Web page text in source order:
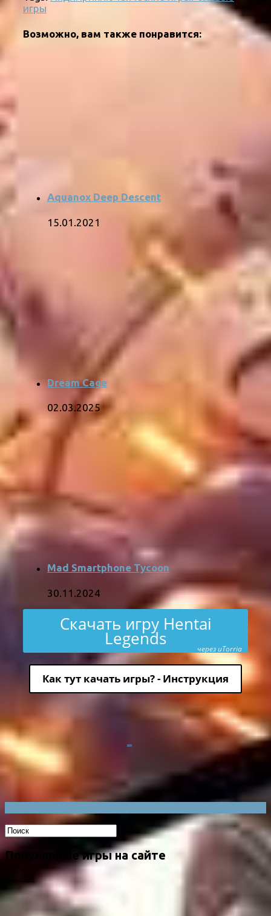
игры
Возможно, вам также понравится:
Aquanox Deep Descent
15.01.2021
Dream Cage
02.03.2025
Mad Smartphone Tycoon
30.11.2024
Скачать игру Hentai
Legends через uTorria
Как тут качать игры? - Инструкция
Популярные игры на сайте